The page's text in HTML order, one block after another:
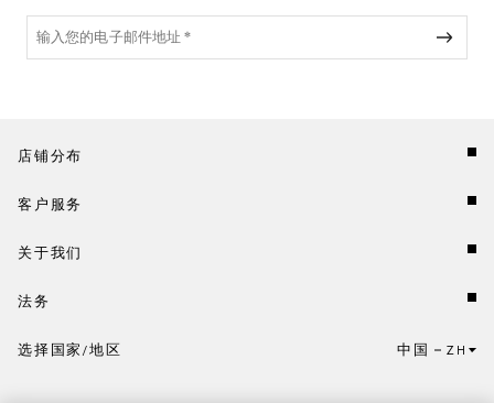
店铺分布
客户服务
关于我们
法务
点击此处选择国家/地区和语言。
选择国家/地区 中国 ZH